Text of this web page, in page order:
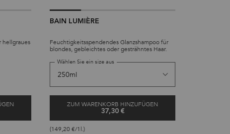
hellgraues
BAIN LUMIÈRE
Feuchtigkeitsspendendes Glanzshampoo für
blondes, gebleichtes oder gesträhntes Haar.
Wählen Sie ein size aus
ZUM WARENKORB HINZUFÜGEN
37,30 €
(149,20 €/1l.)